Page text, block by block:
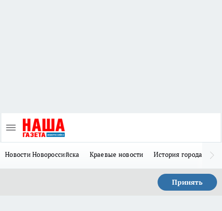
Новости Новороссийска Краевые новости История города Н
Принять